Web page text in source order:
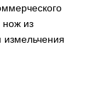
нож из